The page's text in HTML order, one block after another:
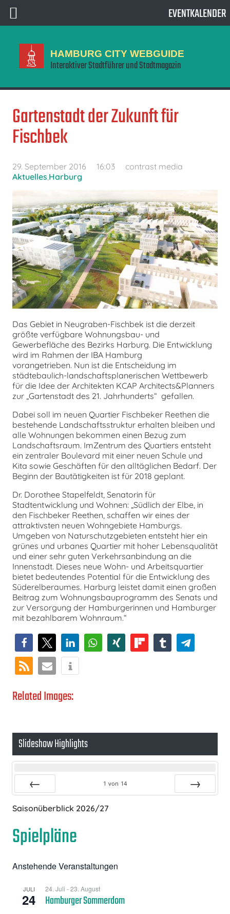
HAMBURG CITY WEBGUIDE
Interaktiver Stadtführer und Stadtmagazin
Gartenstadt der Zukunft für
Fischbek
29. September 2016 16:03
contrast media
Aktuelles Harburg
Das Gebiet in Neugraben-Fischbek ist die derzeit
größte verfügbare Wohnungsbau- und
Gewerbefläche des Bezirks Harburg. Die Entwicklung
wird im Rahmen der IBA Hamburg
vorangetrieben. Nun ist die Entscheidung im
städtebaulich-landschaftsplanerischen Wettbewerb
für die Idee der Architekten KCAP Architects&Planners
zur „Gartenstadt des 21. Jahrhunderts“ gefallen.
Dabei soll im neuen Quartier Fischbeker Reethen die
bestehende Landschaftsstruktur erhalten bleiben und
alle Wohnungen bekommen einen Bezug zum
Landschaftsraum. ImZentrum des Quartiers entsteht
ein zentraler Boulevard mit einer neuen Schule und
Kita sowie Geschäften für den alltäglichen Bedarf. Der
Beginn der Bautätigkeiten ist für 2018 geplant.
Dr. Dorothee Stapelfeldt, Senatorin für
Stadtentwicklung und Wohnen: „Südlich der Elbe, in
den Fischbeker Reethen, schaffen wir eines der
attraktivsten neuen Wohngebiete Hamburgs.
Umgeben von Naturschutzgebieten entsteht hier ein
grünes und urbanes Quartier mit hoher Lebensqualität
und einer sehr guten Verkehrsanbindung an die
Innenstadt. Dieses neue Wohn- und Arbeitsquartier
bietet bedeutendes Potential für die Entwicklung des
Süderelberaumes. Harburg leistet damit einen großen
Beitrag zum Wohnungsbauprogramm des Senats und
zur Versorgung der Hamburgerinnen und Hamburger
mit bezahlbarem Wohnraum.“
Related Images:
Slideshow Highlights
1 von 14
Saisonüberblick 2026/27
Spielpläne
Anstehende Veranstaltungen
JULI
24
24. Juli -23. August
Hamburger Sommerdom
EVENTKALENDER